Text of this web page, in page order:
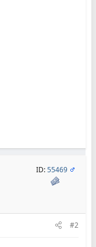
ID:55469
#2